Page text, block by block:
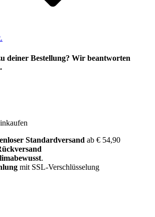
.
deiner Bestellung? Wir beantworten
Standardversand ab € 54,90
.
mit SSL-Verschlüsselung